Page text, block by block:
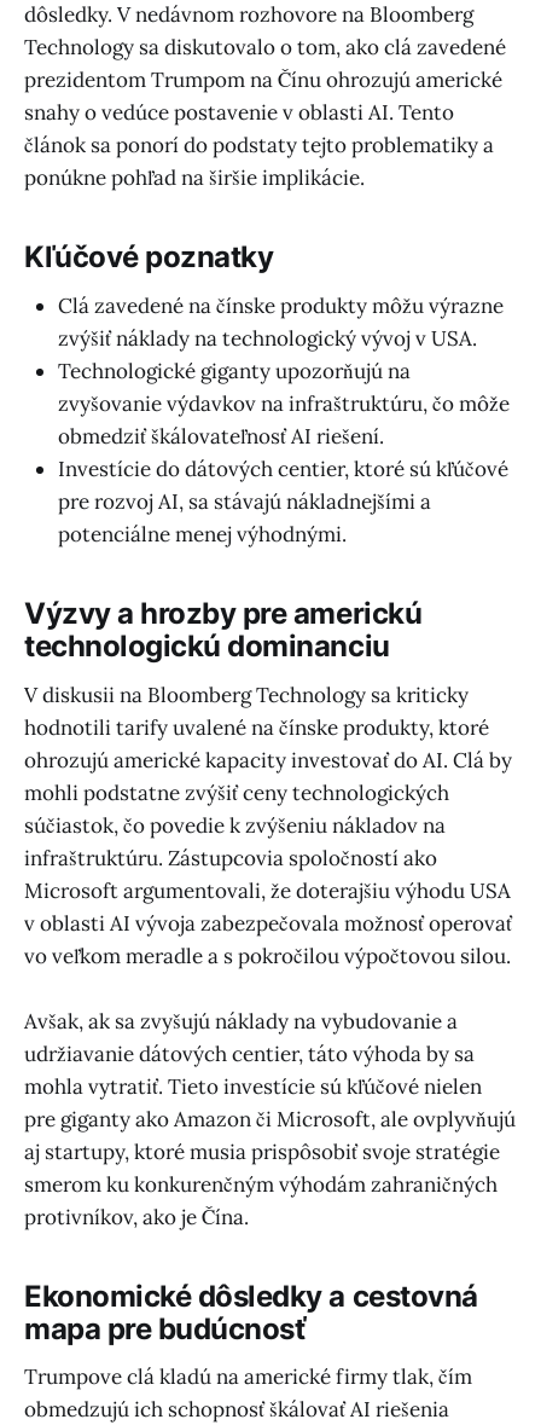
dôsledky. V nedávnom rozhovore na Bloomberg
Technology sa diskutovalo o tom, ako clá zavedené
prezidentom Trumpom na Čínu ohrozujú americké
snahy o vedúce postavenie v oblasti AI. Tento
článok sa ponorí do podstaty tejto problematiky a
ponúkne pohľad na širšie implikácie.
Kľúčové poznatky
Clá zavedené na čínske produkty môžu výrazne
zvýšiť náklady na technologický vývoj v USA.
Technologické giganty upozorňujú na
zvyšovanie výdavkov na infraštruktúru, čo môže
obmedziť škálovateľnosť AI riešení.
Investície do dátových centier, ktoré sú kľúčové
pre rozvoj AI, sa stávajú nákladnejšími a
potenciálne menej výhodnými.
Výzvy a hrozby pre americkú
technologickú dominanciu
V diskusii na Bloomberg Technology sa kriticky
hodnotili tarify uvalené na čínske produkty, ktoré
ohrozujú americké kapacity investovať do AI. Clá by
mohli podstatne zvýšiť ceny technologických
súčiastok, čo povedie k zvýšeniu nákladov na
infraštruktúru. Zástupcovia spoločností ako
Microsoft argumentovali, že doterajšiu výhodu USA
v oblasti AI vývoja zabezpečovala možnosť operovať
vo veľkom meradle a s pokročilou výpočtovou silou.
Avšak, ak sa zvyšujú náklady na vybudovanie a
udržiavanie dátových centier, táto výhoda by sa
mohla vytratiť. Tieto investície sú kľúčové nielen
pre giganty ako Amazon či Microsoft, ale ovplyvňujú
aj startupy, ktoré musia prispôsobiť svoje stratégie
smerom ku konkurenčným výhodám zahraničných
protivníkov, ako je Čína.
Ekonomické dôsledky a cestovná
mapa pre budúcnosť
Trumpove clá kladú na americké firmy tlak, čím
obmedzujú ich schopnosť škálovať AI riešenia